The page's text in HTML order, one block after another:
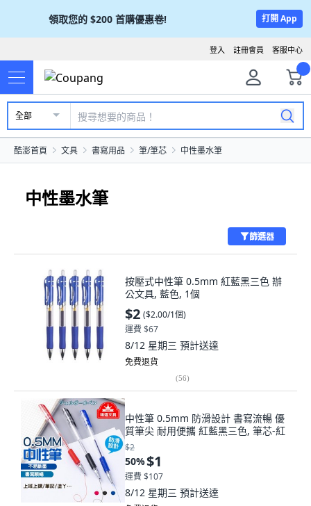
領取您的 $200 首購優惠卷! 打開 App
客服中心
註冊會員
登入
全部
酷澎首頁 文具 書寫用品 筆/筆芯 中性墨水筆
中性墨水筆
篩選器
按壓式中性筆 0.5mm 紅藍黑三色 辦
公文具, 藍色, 1個
$2 ($2.00/1個)
運費 $67
8/12 星期三 預計送達
免費退貨
(56)
中性筆 0.5mm 防滑設計 書寫流暢 優
質筆尖 耐用便攜 紅藍黑三色, 筆芯-紅
$2
50%$1
運費 $107
8/12 星期三 預計送達